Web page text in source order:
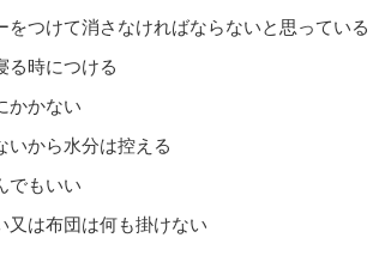
をつけて消さなければならないと思っている
る時につける
かかない
いから水分は控える
でもいい
又は布団は何も掛けない